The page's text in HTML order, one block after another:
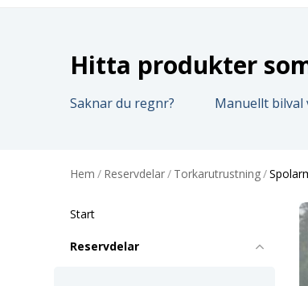
Hitta produkter
Saknar du regnr? Manuellt bilval
Hem / Reservdelar/ Torkarutrustning/
Start
Reservdelar